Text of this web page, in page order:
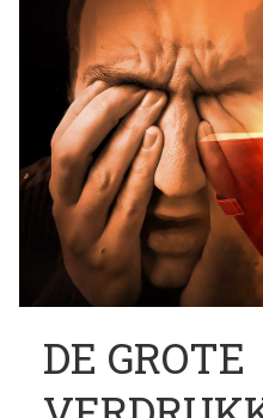
DE GROTE